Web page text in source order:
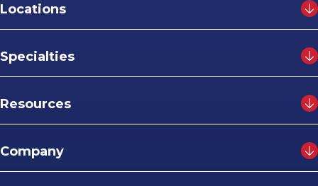
Locations
Specialties
Resources
Company